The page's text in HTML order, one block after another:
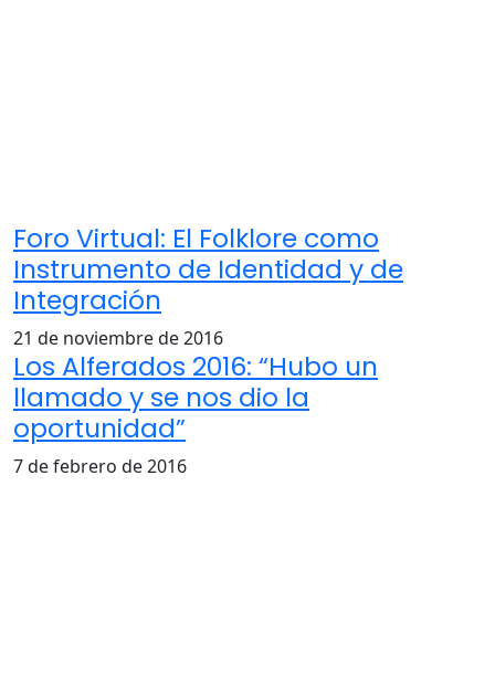
Foro Virtual: El Folklore como
Instrumento de Identidad y de
Integración
21 de noviembre de 2016
Los Alferados 2016: “Hubo un
llamado y se nos dio la
oportunidad”
7 de febrero de 2016